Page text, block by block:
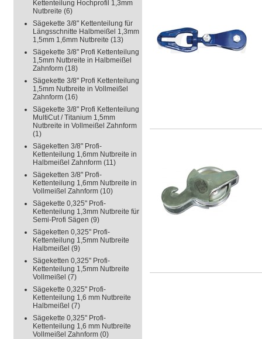
Kettenteilung Hochprofil 1,3mm
Nutbreite (6)
Sägekette 3/8" Kettenteilung für
Längsschnitte Halbmeißel 1,3mm
1,5mm 1,6mm Nutbreite (13)
Sägekette 3/8" Profi Kettenteilung
1,5mm Nutbreite in Halbmeißel
Zahnform (18)
Sägekette 3/8" Profi Kettenteilung
1,5mm Nutbreite in Vollmeißel
Zahnform (16)
Sägekette 3/8" Profi Kettenteilung
MultiCut / Titanium 1,5mm
Nutbreite in Vollmeißel Zahnform
(1)
Sägeketten 3/8" Profi-
Kettenteilung 1,6mm Nutbreite in
Halbmeißel Zahnform (11)
Sägeketten 3/8" Profi-
Kettenteilung 1,6mm Nutbreite in
Vollmeißel Zahnform (10)
Sägekette 0,325" Profi-
Kettenteilung 1,3mm Nutbreite für
Semi-Profi Sägen (9)
Sägeketten 0,325" Profi-
Kettenteilung 1,5mm Nutbreite
Halbmeißel (9)
Sägeketten 0,325" Profi-
Kettenteilung 1,5mm Nutbreite
Vollmeißel (7)
Sägekette 0,325" Profi-
Kettenteilung 1,6 mm Nutbreite
Halbmeißel (7)
Sägekette 0,325" Profi-
Kettenteilung 1,6 mm Nutbreite
Vollmeißel Zahnform (0)